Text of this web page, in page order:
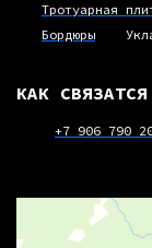
Тротуарная
Бордюры
КАК СВЯЗАТСЯ
+7 906 790